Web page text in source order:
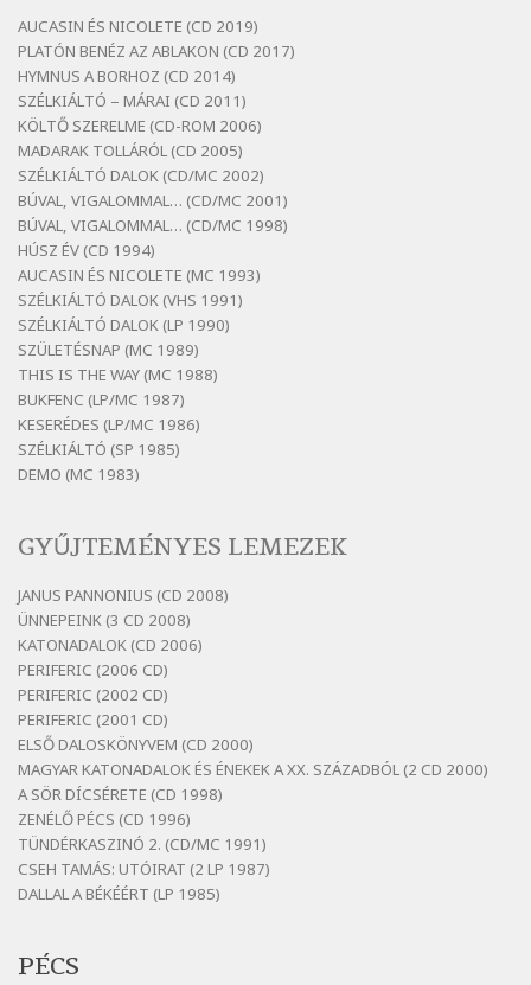
Bertók László: Az arcodra, ha nem vigyázol
Szélkiáltó
Bertók László: Dinnye Döme
Szélkiáltó
Bertók László: Diófa-levélen
Szélkiáltó
Bertók László: El-elképzelem a falansztert
Szélkiáltó
Bertók László: Elmenni kevés, itt maradni
sok
Szélkiáltó
Bertók László: Mintha már pénteken
vasárnap
Szélkiáltó
Bertók László: Ó, az a hol volt vicinális
Bertók László: Vásáros
Szélkiáltó
Bertók László: Vizibolt
Szélkiáltó
Bornemissza Endre: Szitakötő
Szélkiáltó
Detlev von Liliencron: Bölcsődal
Szélkiáltó
Fenyvesi Béla: Lesz-e még menedék?
Szélkiáltó
Fenyvesi Béla: Szélkiáltó kánon
Szélkiáltó
Szélkiáltó
AUCASIN ÉS NICOLETE (CD 2019)
PLATÓN BENÉZ AZ ABLAKON (CD 2017)
HYMNUS A BORHOZ (CD 2014)
SZÉLKIÁLTÓ – MÁRAI (CD 2011)
KÖLTŐ SZERELME (CD-ROM 2006)
MADARAK TOLLÁRÓL (CD 2005)
SZÉLKIÁLTÓ DALOK (CD/MC 2002)
BÚVAL, VIGALOMMAL… (CD/MC 2001)
BÚVAL, VIGALOMMAL… (CD/MC 1998)
HÚSZ ÉV (CD 1994)
AUCASIN ÉS NICOLETE (MC 1993)
SZÉLKIÁLTÓ DALOK (VHS 1991)
SZÉLKIÁLTÓ DALOK (LP 1990)
SZÜLETÉSNAP (MC 1989)
THIS IS THE WAY (MC 1988)
BUKFENC (LP/MC 1987)
KESERÉDES (LP/MC 1986)
SZÉLKIÁLTÓ (SP 1985)
DEMO (MC 1983)
GYŰJTEMÉNYES LEMEZEK
JANUS PANNONIUS (CD 2008)
ÜNNEPEINK (3 CD 2008)
KATONADALOK (CD 2006)
PERIFERIC (2006 CD)
PERIFERIC (2002 CD)
PERIFERIC (2001 CD)
ELSŐ DALOSKÖNYVEM (CD 2000)
MAGYAR KATONADALOK ÉS ÉNEKEK A XX. SZÁZADBÓL (2 CD 2000)
A SÖR DÍCSÉRETE (CD 1998)
ZENÉLŐ PÉCS (CD 1996)
TÜNDÉRKASZINÓ 2. (CD/MC 1991)
CSEH TAMÁS: UTÓIRAT (2 LP 1987)
DALLAL A BÉKÉÉRT (LP 1985)
PÉCS